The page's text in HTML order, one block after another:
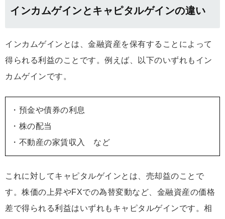
インカムゲインとキャピタルゲインの違い
インカムゲインとは、金融資産を保有することによって
得られる利益のことです。例えば、以下のいずれもイン
カムゲインです。
・預金や債券の利息
・株の配当
・不動産の家賃収入 など
これに対してキャピタルゲインとは、売却益のことで
す。株価の上昇やFXでの為替変動など、金融資産の価格
差で得られる利益はいずれもキャピタルゲインです。相